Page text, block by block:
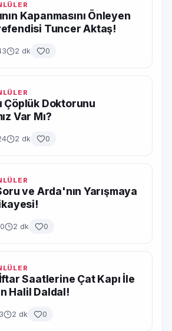
Kapanmasını Önleyen
Tuncer Aktaş!
2 dk 0
Çöplük Doktorunu
Var Mı?
2 dk 0
ve Arda'nın Yarışmaya
2 dk 0
Saatlerine Çat Kapı İle
Halil Daldal!
2 dk 0